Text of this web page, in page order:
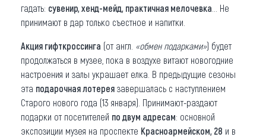
гадать: сувенир, хенд-мейд, практичная мелочевка … Не
принимают в дар только съестное и напитки.
Акция гифткроссинга (от англ. «обмен подарками») будет
продолжаться в музее, пока в воздухе витают новогодние
настроения и залы украшает елка. В предыдущие сезоны
эта подарочная лотерея завершалась с наступлением
Старого нового года (13 января). Принимают-раздают
подарки от посетителей по двум адресам: основной
экспозиции музея на проспекте Красноармейском, 28 и в